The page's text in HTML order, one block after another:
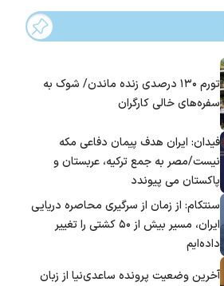
تورم ۱۳۰ درصدی زنده ماندن/ شوک به
سفره‌های خالی کارگران
فیدان: ایران هدف پیمان دفاعی مکه
نیست/مصر به جمع ترکیه، عربستان و
پاکستان می پیوندد
سنتکام: از زمان از سرگیری محاصره دریایی
ایران، مسیر بیش از ۵۰ کشتی را تغییر
داده‌ایم
آخرین وضعیت پرونده ساعدی‌نیا از زبان